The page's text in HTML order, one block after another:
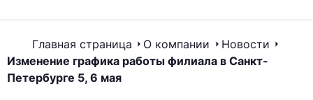
Главная страница О компании
Новости
Изменение графика работы филиала в Санкт-
Петербурге 5, 6 мая